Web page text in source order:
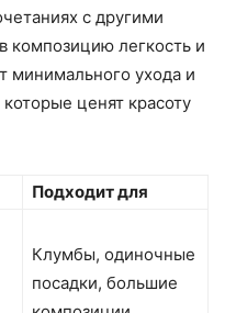
с другими
композицию легкость и
минимального ухода и
ценят красоту
Подходит для
Клумбы, одиночные
посадки, большие